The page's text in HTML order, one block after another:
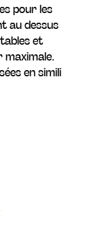
pour les
au dessus
et
maximale.
en simili